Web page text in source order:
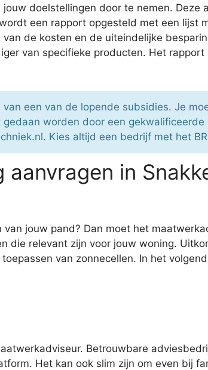
doelstellingen door te nemen. Deze
een rapport opgesteld met een lijst
de kosten en de uiteindelijke
van specifieke producten. Het
een van de lopende subsidies. Je
worden door een
Kies altijd een bedrijf met het
in
jouw pand? Dan moet het
relevant zijn voor jouw woning.
van zonnecellen. In het
Betrouwbare
Het kan ook slim zijn om even bij